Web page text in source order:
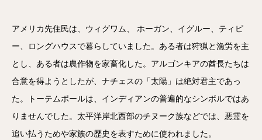
アメリカ先住民は、ウィグワム、 ホーガン、イグルー、ティピ
ー、ロングハウスで暮らしていました。ある者は狩猟と漁労を主
とし、ある者は農作物を家畜化した。アルゴンキアの酋長たちは
合意を得ようとしたが、ナチェスの「太陽」は絶対君主であっ
た。トーテムポールは、インディアンの普遍的なシンボルではあ
りませんでした。太平洋岸北西部のチヌーク族などでは、悪霊を
追い払うためや家族の歴史を表すために使われました。